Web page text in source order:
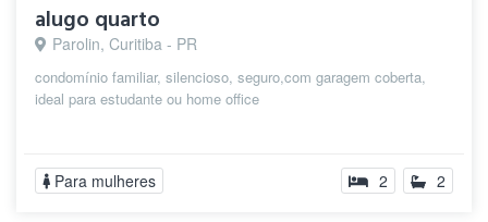
alugo quarto
Parolin, Curitiba - PR
condomínio familiar, silencioso, seguro,com garagem coberta,
ideal para estudante ou home office
Para mulheres 2 2